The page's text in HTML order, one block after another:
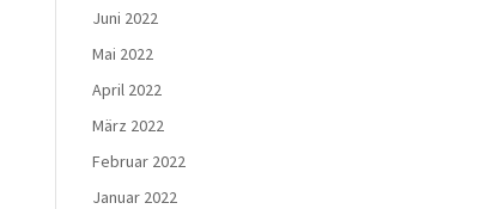
Juni 2022
Mai 2022
April 2022
März 2022
Februar 2022
Januar 2022